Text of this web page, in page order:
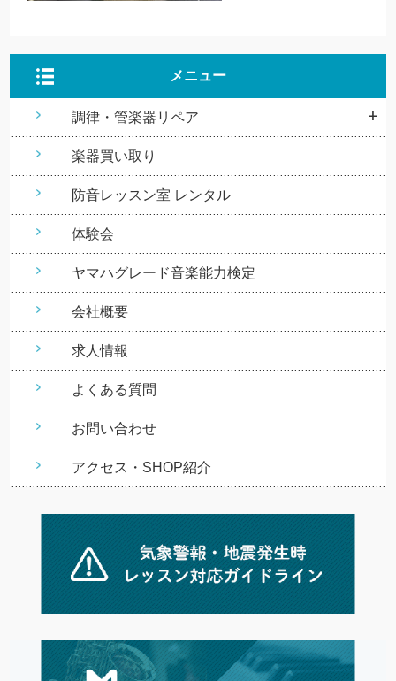
メニュー
調律・管楽器リペア
楽器買い取り
防音レッスン室 レンタル
体験会
ヤマハグレード音楽能力検定
会社概要
求人情報
よくある質問
お問い合わせ
アクセス・SHOP紹介